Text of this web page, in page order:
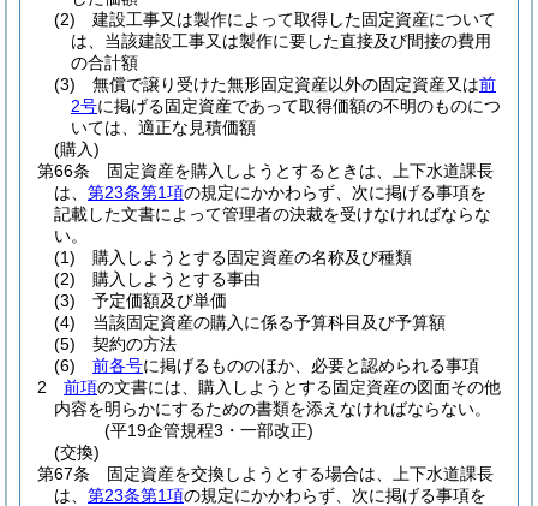
(2)
建設工事又は製作によって取得した固定資産について
は、当該建設工事又は製作に要した直接及び間接の費用
の合計額
(3)
無償で譲り受けた無形固定資産以外の固定資産又は前
2号に掲げる固定資産であって取得価額の不明のものにつ
いては、適正な見積価額
(購入)
第66条
固定資産を購入しようとするときは、上下水道課長
は、 第23条第1項の規定にかかわらず、次に掲げる事項を
記載した文書によって管理者の決裁を受けなければならな
い。
(1)
購入しようとする固定資産の名称及び種類
(2)
購入しようとする事由
(3)
予定価額及び単価
(4)
当該固定資産の購入に係る予算科目及び予算額
(5)
契約の方法
(6)
前各号に掲げるもののほか、必要と認められる事項
2
前項の文書には、購入しようとする固定資産の図面その他
内容を明らかにするための書類を添えなければならない。
(平19企管規程3・一部改正)
(交換)
第67条
固定資産を交換しようとする場合は、上下水道課長
は、 第23条第1項の規定にかかわらず、次に掲げる事項を